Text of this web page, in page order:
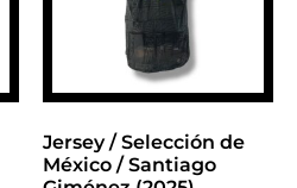
Jersey / Selección de
México / Santiago